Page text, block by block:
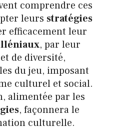
comprendre ces
leurs stratégies
efficacement leur
, par leur
de diversité,
du jeu, imposant
culturel et social.
alimentée par les
, façonnera le
culturelle.